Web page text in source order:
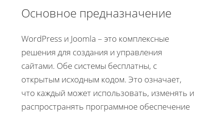
Основное предназначение
WordPress и Joomla – это комплексные
решения для создания и управления
сайтами. Обе системы бесплатны, с
открытым исходным кодом. Это означает,
что каждый может использовать, изменять и
распространять программное обеспечение